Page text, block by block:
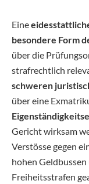
Eine
besondere Form
über die
strafrechtlich
schweren
über eine
Gericht wirksam
Verstösse gegen
hohen
Freiheitsstrafen